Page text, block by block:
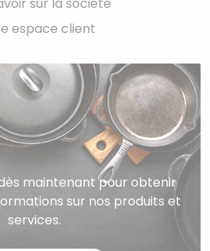
sur la société
espace client
maintenant pour obtenir
sur nos produits et
services.